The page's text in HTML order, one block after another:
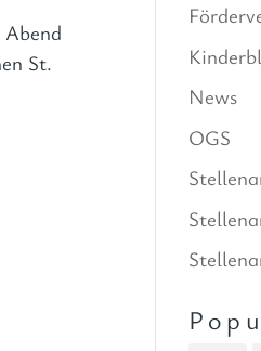
St.
News
OGS